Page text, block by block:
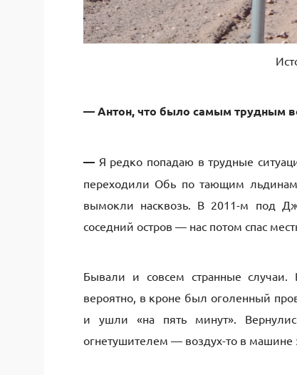
— Антон, что было самым трудным
— Я редко попадаю в трудные
переходили Обь по тающим
вымокли насквозь. В 2011-м под
соседний остров — нас потом спас
Бывали и совсем странные
вероятно, в кроне был оголенный
и ушли «на пять минут».
огнетушителем — воздух-то в машине